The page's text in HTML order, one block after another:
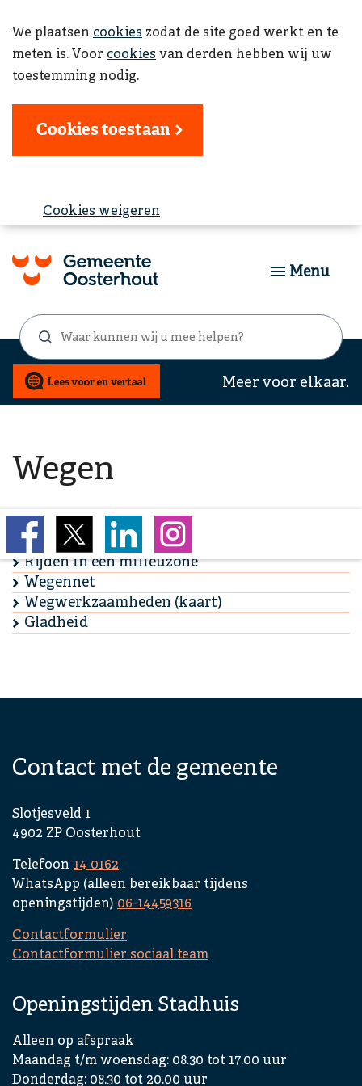
We plaatsen cookies zodat de site goed werkt en te
meten is. Voor cookies van derden hebben wij uw
toestemming nodig.
Cookies toestaan
Cookies weigeren
Zoekformulier
Waar
kunnen
wij
u
mee
Menu
Meer voor elkaar.
Wegen
Rijden in een milieuzone
Wegennet
Wegwerkzaamheden (kaart)
Gladheid
Contact met de gemeente
Slotjesveld 1
4902 ZP Oosterhout
Telefoon 14 0162
WhatsApp (alleen bereikbaar tijdens
openingstijden) 06-14459316
Contactformulier
Contactformulier sociaal team
Openingstijden Stadhuis
Alleen op afspraak
Maandag t/m woensdag: 08.30 tot 17.00 uur
Donderdag: 08.30 tot 20.00 uur